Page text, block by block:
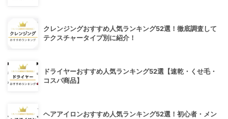
クレンジングおすすめ人気ランキング52選！徹底調査して
テクスチャータイプ別に紹介！
ドライヤーおすすめ人気ランキング52選【速乾・くせ毛・
コスパ商品】
ヘアアイロンおすすめ人気ランキング52選！初心者・メン